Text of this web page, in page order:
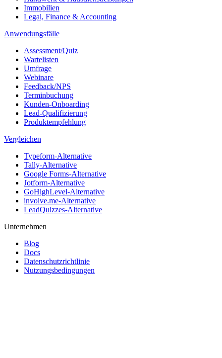
Immobilien
Legal, Finance & Accounting
Anwendungsfälle
Assessment/Quiz
Wartelisten
Umfrage
Webinare
Feedback/NPS
Terminbuchung
Kunden-Onboarding
Lead-Qualifizierung
Produktempfehlung
Vergleichen
Typeform-Alternative
Tally-Alternative
Google Forms-Alternative
Jotform-Alternative
GoHighLevel-Alternative
involve.me-Alternative
LeadQuizzes-Alternative
Unternehmen
Blog
Docs
Datenschutzrichtlinie
Nutzungsbedingungen